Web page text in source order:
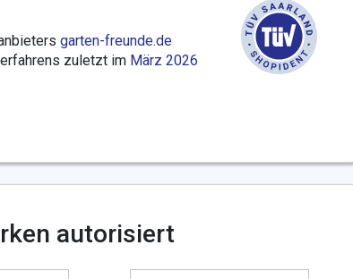
garten-freunde.de
zuletzt im März 2026
autorisiert